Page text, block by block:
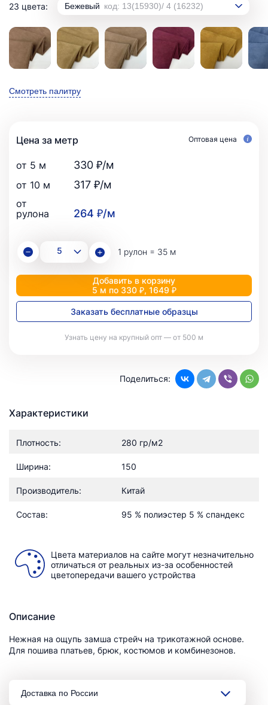
23 цвета: Бежевый код: 13(15930)/ 4 (16232)
Смотреть палитру
Цена за метр Оптовая цена
от 5 м 330 ₽/м
от 10 м 317 ₽/м
от
рулона
264 ₽/м
1 рулон = 35 м
Добавить в корзину
5 м по 330 ₽, 1649 ₽
Заказать бесплатные образцы
Узнать цену на крупный опт — от 500 м
Поделиться:
Характеристики
Плотность: 280 гр/м2
Ширина: 150
Производитель: Китай
Состав: 95 % полиэстер 5 % спандекс
Цвета материалов на сайте могут незначительно
отличаться от реальных из-за особенностей
цветопередачи вашего устройства
Описание
Нежная на ощупь замша стрейч на трикотажной основе.
Для пошива платьев, брюк, костюмов и комбинезонов.
Доставка по России